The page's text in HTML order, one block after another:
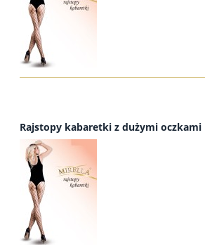
Rajstopy kabaretki z dużymi oczkami